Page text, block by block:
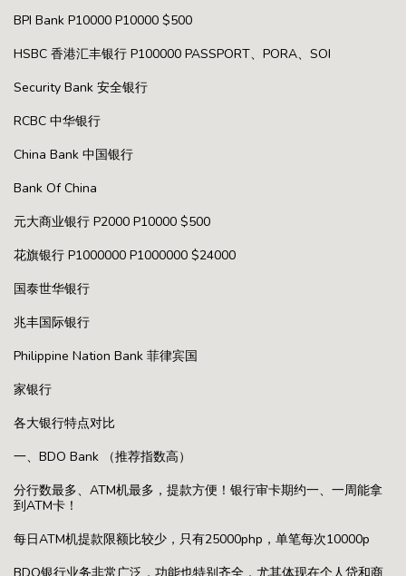
BPI Bank P10000 P10000 $500
HSBC 香港汇丰银行 P100000 PASSPORT、PORA、SOI
Security Bank 安全银行
RCBC 中华银行
China Bank 中国银行
Bank Of China
元大商业银行 P2000 P10000 $500
花旗银行 P1000000 P1000000 $24000
国泰世华银行
兆丰国际银行
Philippine Nation Bank 菲律宾国
家银行
各大银行特点对比
一、BDO Bank （推荐指数高）
分行数最多、ATM机最多，提款方便！银行审卡期约一、一周能拿
到ATM卡！
每日ATM机提款限额比较少，只有25000php，单笔每次10000p